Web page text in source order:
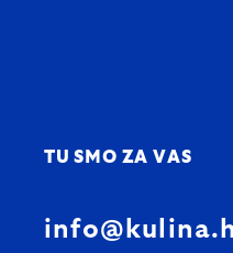
TU SMO ZA VAS